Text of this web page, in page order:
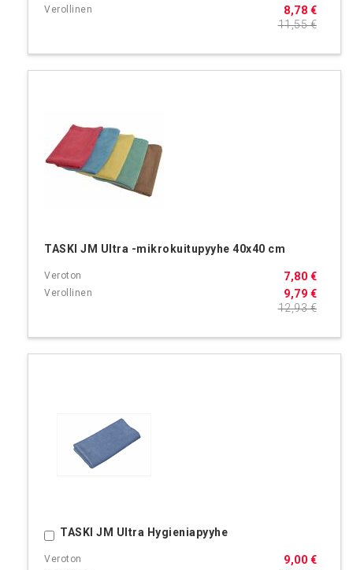
8,78 €
11,55 €
TASKI JM Ultra -mikrokuitupyyhe 40x40 cm
9,79 €
7,80 €
12,93 €
TASKI JM Ultra Hygieniapyyhe
9,00 €
Ostoskoriin